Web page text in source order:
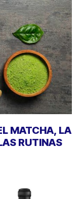
MATCHA, LA
RUTINAS